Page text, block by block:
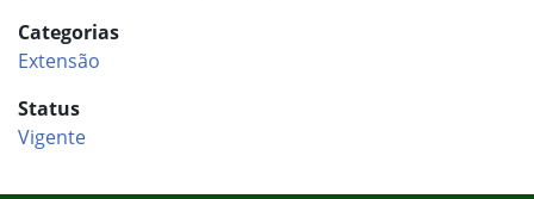
Categorias
Extensão
Status
Vigente